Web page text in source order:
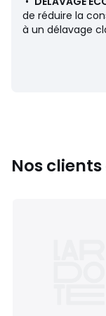
Couleurs Bleu
Tailles 2/3 ans -
de réduire la
à un délavage
Nos